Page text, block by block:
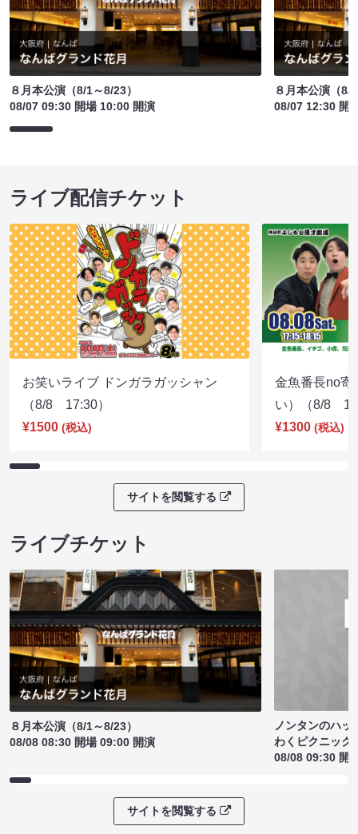
８月本公演（8/1～8/23）
08/07 09:30 開場 10:00 開演
８月本公演（8/
08/07 12:30 開
ライブ配信チケット
お笑いライブ ドンガラガッシャン
（8/8 17:30）
¥1500 (税込)
金魚番長no寄
い）（8/8
¥1300 (税込)
サイトを閲覧する
ライブチケット
８月本公演（8/1～8/23）
08/08 08:30 開場 09:00 開演
ノンタンのハッ
わくピクニック
08/08 09:30 開
サイトを閲覧する